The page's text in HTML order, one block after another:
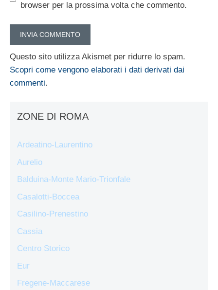
browser per la prossima volta che commento.
Questo sito utilizza Akismet per ridurre lo spam.
Scopri come vengono elaborati i dati derivati dai
commenti.
ZONE DI ROMA
Ardeatino-Laurentino
Aurelio
Balduina-Monte Mario-Trionfale
Casalotti-Boccea
Casilino-Prenestino
Cassia
Centro Storico
Eur
Fregene-Maccarese